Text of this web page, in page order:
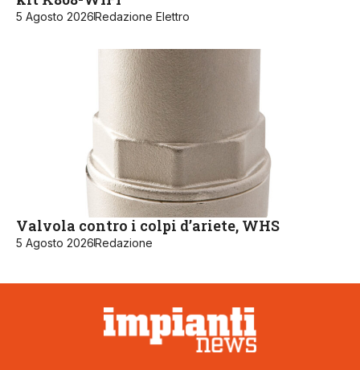
5 Agosto 2026Redazione Elettro
Valvola contro i colpi d’ariete, WHS
5 Agosto 2026Redazione